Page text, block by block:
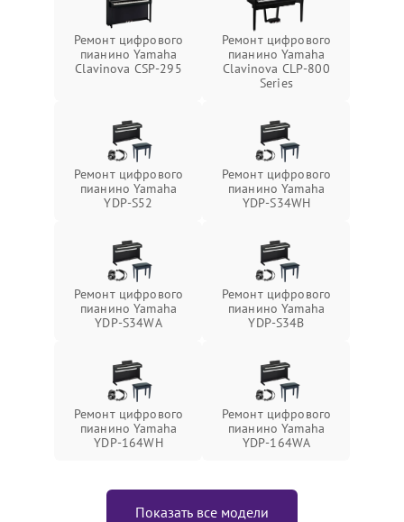
Ремонт цифрового
пианино Yamaha
Clavinova CSP-295
Ремонт цифрового
пианино Yamaha
Clavinova CLP-800
Series
Ремонт цифрового
пианино Yamaha
YDP-S52
Ремонт цифрового
пианино Yamaha
YDP-S34WH
Ремонт цифрового
пианино Yamaha
YDP-S34WA
Ремонт цифрового
пианино Yamaha
YDP-S34B
Ремонт цифрового
пианино Yamaha
YDP-164WH
Ремонт цифрового
пианино Yamaha
YDP-164WA
Показать все модели